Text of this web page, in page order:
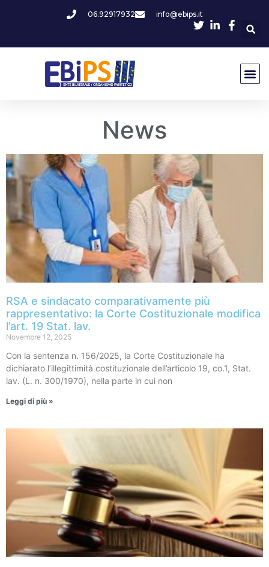
06.92917932 info@ebips.it
News
RSA e sindacato comparativamente più
rappresentativo: la Corte Costituzionale modifica
l’art. 19 Stat. lav.
Novembre 12, 2025
Con la sentenza n. 156/2025, la Corte Costituzionale ha
dichiarato l’illegittimità costituzionale dell’articolo 19, co.1, Stat.
lav. (L. n. 300/1970), nella parte in cui non
Leggi di più »